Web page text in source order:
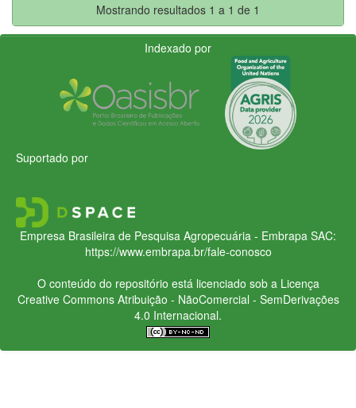
Mostrando resultados 1 a 1 de 1
Indexado por
Suportado por
Empresa Brasileira de Pesquisa Agropecuária - Embrapa SAC:
https://www.embrapa.br/fale-conosco
O conteúdo do repositório está licenciado sob a Licença
Creative CommonsAtribuição - NãoComercial - SemDerivações
4.0 Internacional.